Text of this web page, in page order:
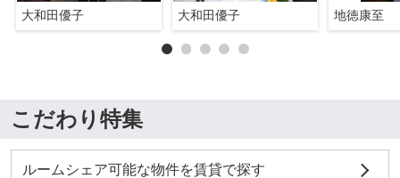
大和田優子 大和田優子 地徳康至
こだわり特集
ルームシェア可能な物件を賃貸で探す